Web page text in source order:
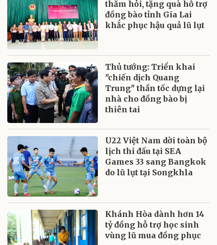
thăm hỏi, tặng quà hỗ trợ
đồng bào tỉnh Gia Lai
khắc phục hậu quả lũ lụt
Thủ tướng: Triển khai
"chiến dịch Quang
Trung" thần tốc dựng lại
nhà cho đồng bào bị
thiên tai
U22 Việt Nam dời toàn bộ
lịch thi đấu tại SEA
Games 33 sang Bangkok
do lũ lụt tại Songkhla
Khánh Hòa dành hơn 14
tỷ đồng hỗ trợ học sinh
vùng lũ mua đồng phục